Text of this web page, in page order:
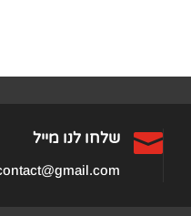
 שלחו לנו מייל